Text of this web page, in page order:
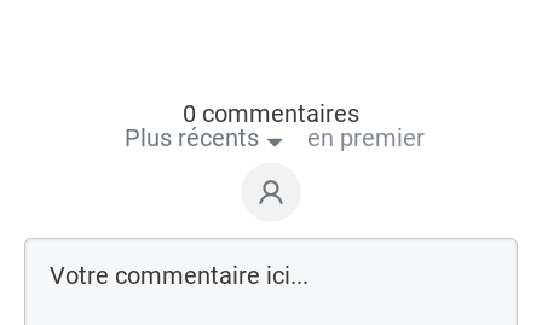
0 commentaires
Plus récents
en premier